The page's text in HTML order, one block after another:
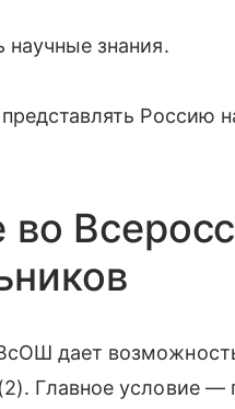
научные знания.
Россию
во
дает
Главное условие —